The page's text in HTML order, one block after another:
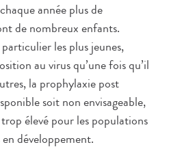
année plus de
de nombreux enfants.
les plus jeunes,
au virus qu’une fois qu’il
la prophylaxie post
soit non envisageable,
élevé pour les populations
en développement.